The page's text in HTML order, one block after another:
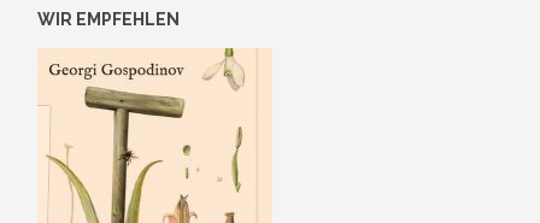
WIR EMPFEHLEN